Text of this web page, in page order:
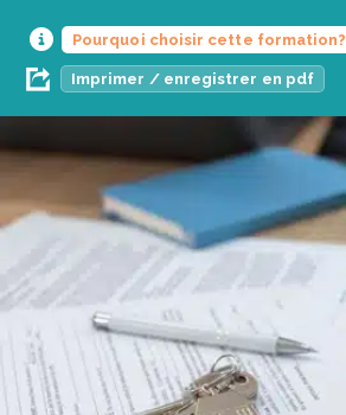
Pourquoi choisir cette formation?
Imprimer / enregistrer en pdf